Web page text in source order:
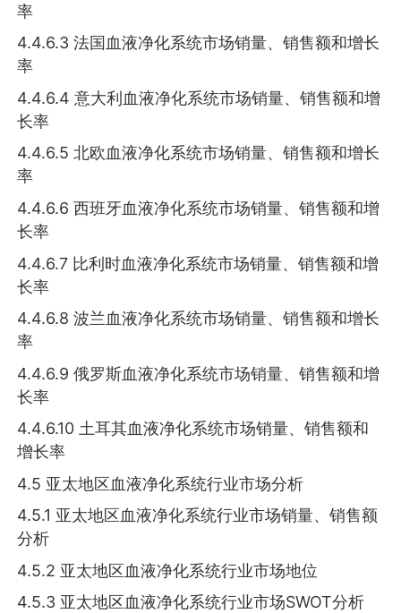
率
4.4.6.3 法国血液净化系统市场销量、销售额和增长
率
4.4.6.4 意大利血液净化系统市场销量、销售额和增
长率
4.4.6.5 北欧血液净化系统市场销量、销售额和增长
率
4.4.6.6 西班牙血液净化系统市场销量、销售额和增
长率
4.4.6.7 比利时血液净化系统市场销量、销售额和增
长率
4.4.6.8 波兰血液净化系统市场销量、销售额和增长
率
4.4.6.9 俄罗斯血液净化系统市场销量、销售额和增
长率
4.4.6.10 土耳其血液净化系统市场销量、销售额和
增长率
4.5 亚太地区血液净化系统行业市场分析
4.5.1 亚太地区血液净化系统行业市场销量、销售额
分析
4.5.2 亚太地区血液净化系统行业市场地位
4.5.3 亚太地区血液净化系统行业市场SWOT分析